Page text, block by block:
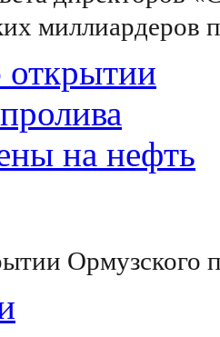
миллиардеров
Ормузского